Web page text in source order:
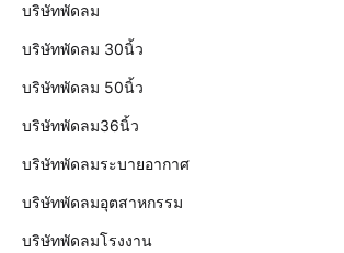
บริษัทพัดลม
บริษัทพัดลม 30นิ้ว
บริษัทพัดลม 50นิ้ว
บริษัทพัดลม36นิ้ว
บริษัทพัดลมระบายอากาศ
บริษัทพัดลมอุตสาหกรรม
บริษัทพัดลมโรงงาน